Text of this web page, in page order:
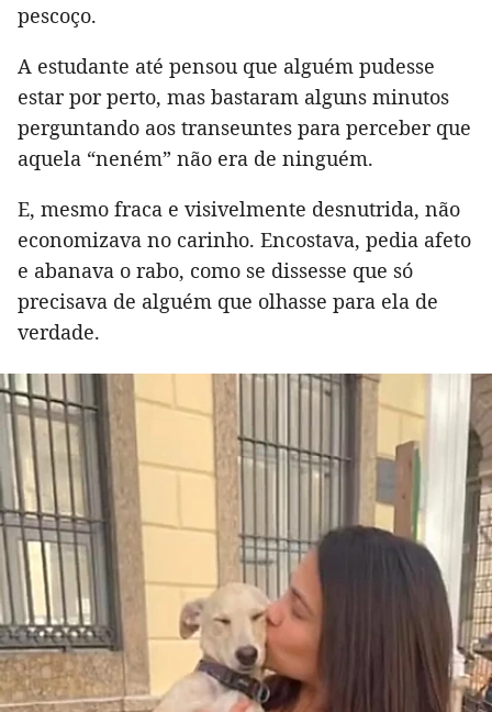
pescoço.
A estudante até pensou que alguém pudesse
estar por perto, mas bastaram alguns minutos
perguntando aos transeuntes para perceber que
aquela “neném” não era de ninguém.
E, mesmo fraca e visivelmente desnutrida, não
economizava no carinho. Encostava, pedia afeto
e abanava o rabo, como se dissesse que só
precisava de alguém que olhasse para ela de
verdade.